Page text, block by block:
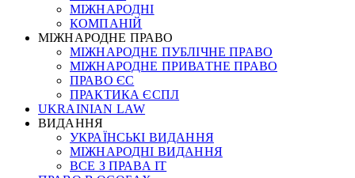
МІЖНАРОДНІ
КОМПАНІЙ
МІЖНАРОДНЕ ПРАВО
МІЖНАРОДНЕ ПУБЛІЧНЕ ПРАВО
МІЖНАРОДНЕ ПРИВАТНЕ ПРАВО
ПРАВО ЄС
ПРАКТИКА ЄСПЛ
UKRAINIAN LAW
ВИДАННЯ
УКРАЇНСЬКІ ВИДАННЯ
МІЖНАРОДНІ ВИДАННЯ
ВСЕ З ПРАВА ІТ